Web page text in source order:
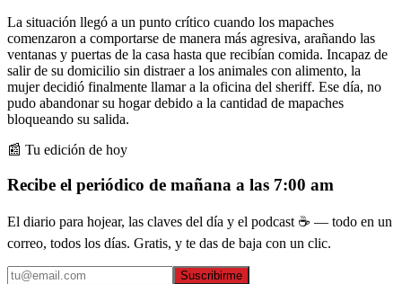
La situación llegó a un punto crítico cuando los mapaches
comenzaron a comportarse de manera más agresiva, arañando las
ventanas y puertas de la casa hasta que recibían comida. Incapaz de
salir de su domicilio sin distraer a los animales con alimento, la
mujer decidió finalmente llamar a la oficina del sheriff. Ese día, no
pudo abandonar su hogar debido a la cantidad de mapaches
bloqueando su salida.
📰 Tu edición de hoy
Recibe el periódico de mañana a las 7:00 am
El diario para hojear, las claves del día y el podcast ☕ — todo en un
correo, todos los días. Gratis, y te das de baja con un clic.
Suscribirme